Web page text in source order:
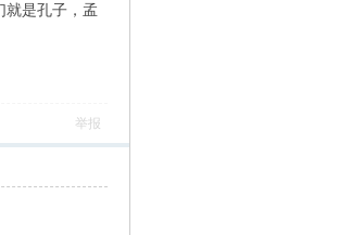
就是孔子，孟
举报